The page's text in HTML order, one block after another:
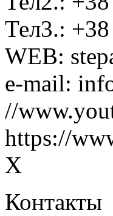
Тел3.:
WEB:
e-mail:
//
https://
X
Контакты